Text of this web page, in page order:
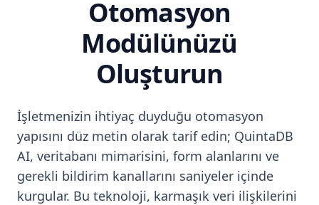
Otomasyon
Modülünüzü
Oluşturun
İşletmenizin ihtiyaç duyduğu otomasyon
yapısını düz metin olarak tarif edin; QuintaDB
AI, veritabanı mimarisini, form alanlarını ve
gerekli bildirim kanallarını saniyeler içinde
kurgular. Bu teknoloji, karmaşık veri ilişkilerini